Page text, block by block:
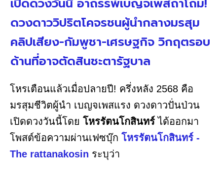
ดวงดาววิปริตโคจรชนผู้นำกลางมรสุม
คลิปเสียง-กัมพูชา-เศรษฐกิจ วิกฤตรอบ
ด้านที่อาจตัดสินชะตารัฐบาล
โหรเตือนแล้วเมื่อปลายปี! ครึ่งหลัง 2568 คือ
มรสุมชีวิตผู้นำ เบญจเพสแรง ดวงดาวปั่นป่วน
เปิดดวงวันนี้โดย โหรรัตนโกสินทร์ได้ออกมา
โพสต์ข้อความผ่านเฟซบุ๊ก โหรรัตนโกสินทร์ -
The rattanakosin ระบุว่า